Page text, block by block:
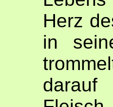
Herz
in